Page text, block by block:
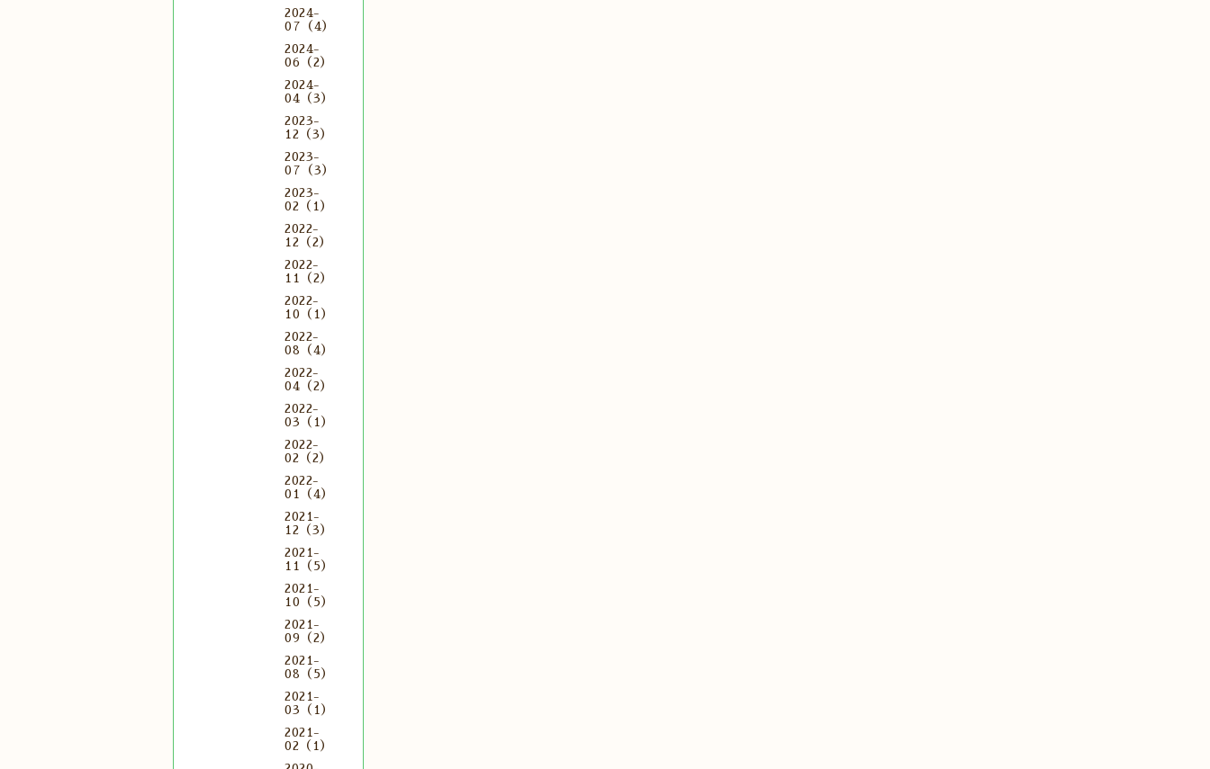
2024-
07（4）
2024-
06（2）
2024-
04（3）
2023-
12（3）
2023-
07（3）
2023-
02（1）
2022-
12（2）
2022-
11（2）
2022-
10（1）
2022-
08（4）
2022-
04（2）
2022-
03（1）
2022-
02（2）
2022-
01（4）
2021-
12（3）
2021-
11（5）
2021-
10（5）
2021-
09（2）
2021-
08（5）
2021-
03（1）
2021-
02（1）